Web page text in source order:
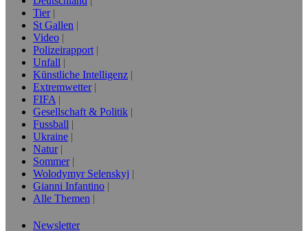
Tier
St Gallen
Video
Polizeirapport
Unfall
Künstliche Intelligenz
Extremwetter
FIFA
Gesellschaft & Politik
Fussball
Ukraine
Natur
Sommer
Wolodymyr Selenskyj
Gianni Infantino
Alle Themen
Newsletter